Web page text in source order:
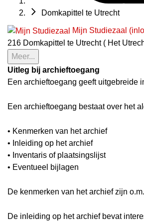
Domkapittel te Utrecht
Mijn Studiezaal
216 Domkapittel te Utrecht ( Het
Meer...
Uitleg bij archieftoegang
Een archieftoegang geeft uitgebreide
Een archieftoegang bestaat over het
• Kenmerken van het archief
• Inleiding op het archief
• Inventaris of plaatsingslijst
• Eventueel bijlagen
De kenmerken van het archief zijn
De inleiding op het archief bevat